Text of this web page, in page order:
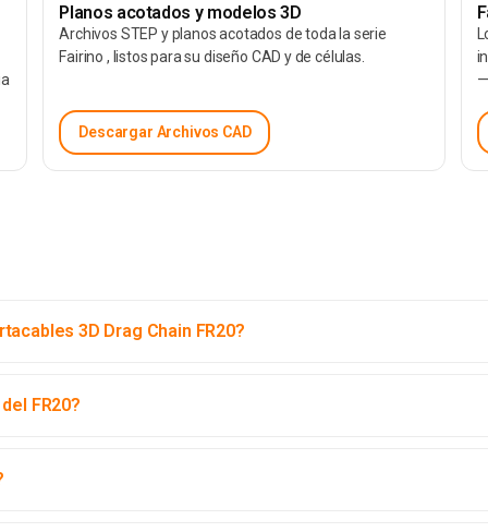
Planos acotados y modelos 3D
Archivos STEP y planos acotados de toda la serie
Fairino , listos para su diseño CAD y de células.
Descargar Archivos CAD
3D Drag Chain FR20?
FR20?